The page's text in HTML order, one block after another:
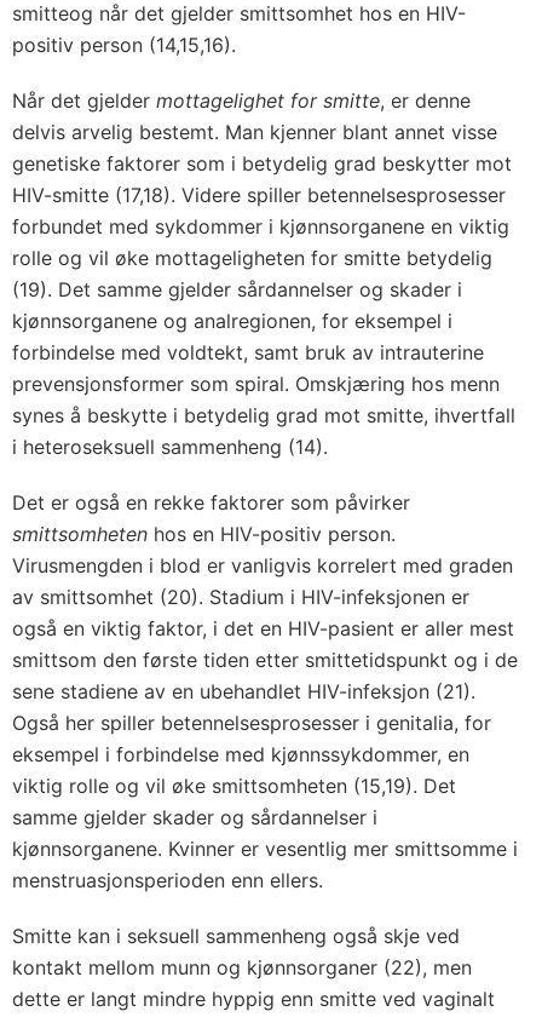
smitteog når det gjelder smittsomhet hos en HIV-
positiv person (14,15,16).
Når det gjelder mottagelighet for smitte, er denne
delvis arvelig bestemt. Man kjenner blant annet visse
genetiske faktorer som i betydelig grad beskytter mot
HIV-smitte (17,18). Videre spiller betennelsesprosesser
forbundet med sykdommer i kjønnsorganene en viktig
rolle og vil øke mottageligheten for smitte betydelig
(19). Det samme gjelder sårdannelser og skader i
kjønnsorganene og analregionen, for eksempel i
forbindelse med voldtekt, samt bruk av intrauterine
prevensjonsformer som spiral. Omskjæring hos menn
synes å beskytte i betydelig grad mot smitte, ihvertfall
i heteroseksuell sammenheng (14).
Det er også en rekke faktorer som påvirker
smittsomheten hos en HIV-positiv person.
Virusmengden i blod er vanligvis korrelert med graden
av smittsomhet (20). Stadium i HIV-infeksjonen er
også en viktig faktor, i det en HIV-pasient er aller mest
smittsom den første tiden etter smittetidspunkt og i de
sene stadiene av en ubehandlet HIV-infeksjon (21).
Også her spiller betennelsesprosesser i genitalia, for
eksempel i forbindelse med kjønnssykdommer, en
viktig rolle og vil øke smittsomheten (15,19). Det
samme gjelder skader og sårdannelser i
kjønnsorganene. Kvinner er vesentlig mer smittsomme i
menstruasjonsperioden enn ellers.
Smitte kan i seksuell sammenheng også skje ved
kontakt mellom munn og kjønnsorganer (22), men
dette er langt mindre hyppig enn smitte ved vaginalt